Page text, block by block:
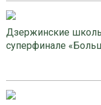
Дзержинские
суперфинале